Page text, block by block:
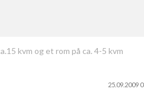
kvm og et rom på ca. 4-5 kvm
25.09.2009